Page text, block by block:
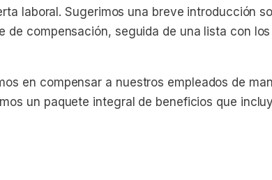
laboral. Sugerimos una breve introducción
de compensación, seguida de una lista con
en compensar a nuestros empleados de
un paquete integral de beneficios que